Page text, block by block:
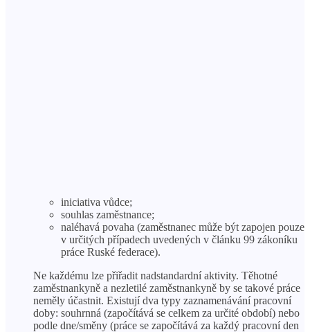
iniciativa vůdce;
souhlas zaměstnance;
naléhavá povaha (zaměstnanec může být zapojen pouze
v určitých případech uvedených v článku 99 zákoníku
práce Ruské federace).
Ne každému lze přiřadit nadstandardní aktivity. Těhotné
zaměstnankyně a nezletilé zaměstnankyně by se takové práce
neměly účastnit. Existují dva typy zaznamenávání pracovní
doby: souhrnná (započítává se celkem za určité období) nebo
podle dne/směny (práce se započítává za každý pracovní den